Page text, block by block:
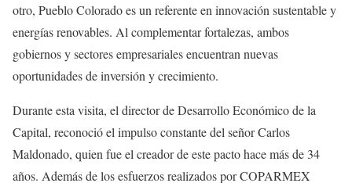
otro, Pueblo Colorado es un referente en innovación sustentable y
energías renovables. Al complementar fortalezas, ambos
gobiernos y sectores empresariales encuentran nuevas
oportunidades de inversión y crecimiento.
Durante esta visita, el director de Desarrollo Económico de la
Capital, reconoció el impulso constante del señor Carlos
Maldonado, quien fue el creador de este pacto hace más de 34
años. Además de los esfuerzos realizados por COPARMEX